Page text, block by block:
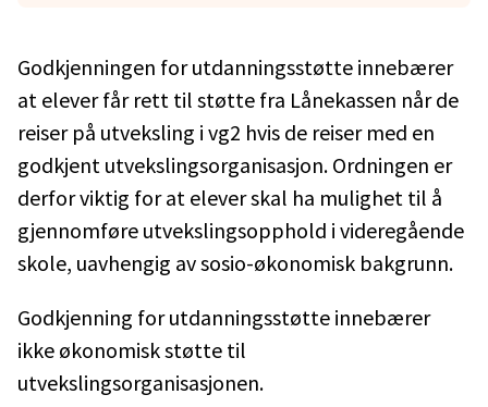
Godkjenningen for utdanningsstøtte innebærer
at elever får rett til støtte fra Lånekassen når de
reiser på utveksling i vg2 hvis de reiser med en
godkjent utvekslingsorganisasjon. Ordningen er
derfor viktig for at elever skal ha mulighet til å
gjennomføre utvekslingsopphold i videregående
skole, uavhengig av sosio-økonomisk bakgrunn.
Godkjenning for utdanningsstøtte innebærer
ikke økonomisk støtte til
utvekslingsorganisasjonen.